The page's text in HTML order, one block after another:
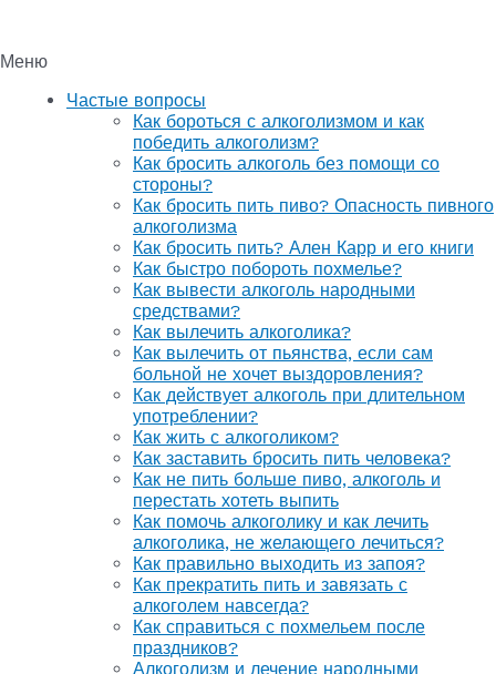
Меню
Частые вопросы
Как бороться с алкоголизмом и как
победить алкоголизм?
Как бросить алкоголь без помощи со
стороны?
Как бросить пить пиво? Опасность пивного
алкоголизма
Как бросить пить? Ален Карр и его книги
Как быстро побороть похмелье?
Как вывести алкоголь народными
средствами?
Как вылечить алкоголика?
Как вылечить от пьянства, если сам
больной не хочет выздоровления?
Как действует алкоголь при длительном
употреблении?
Как жить с алкоголиком?
Как заставить бросить пить человека?
Как не пить больше пиво, алкоголь и
перестать хотеть выпить
Как помочь алкоголику и как лечить
алкоголика, не желающего лечиться?
Как правильно выходить из запоя?
Как прекратить пить и завязать с
алкоголем навсегда?
Как справиться с похмельем после
праздников?
Алкоголизм и лечение народными